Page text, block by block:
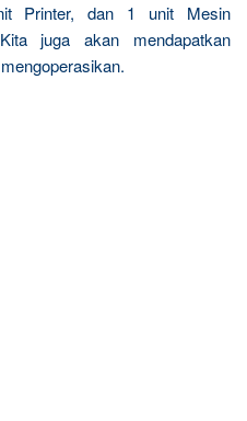
Printer, dan 1 unit Mesin
juga akan mendapatkan